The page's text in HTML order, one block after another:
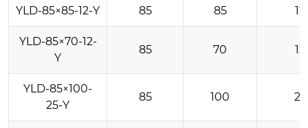
YLD-85×85-12-Y 85 85 12
YLD-85×70-12-
Y
85 70 12
YLD-85×100-
25-Y
85 100 25